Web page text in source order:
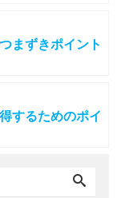
まずきポイント
するためのポイ